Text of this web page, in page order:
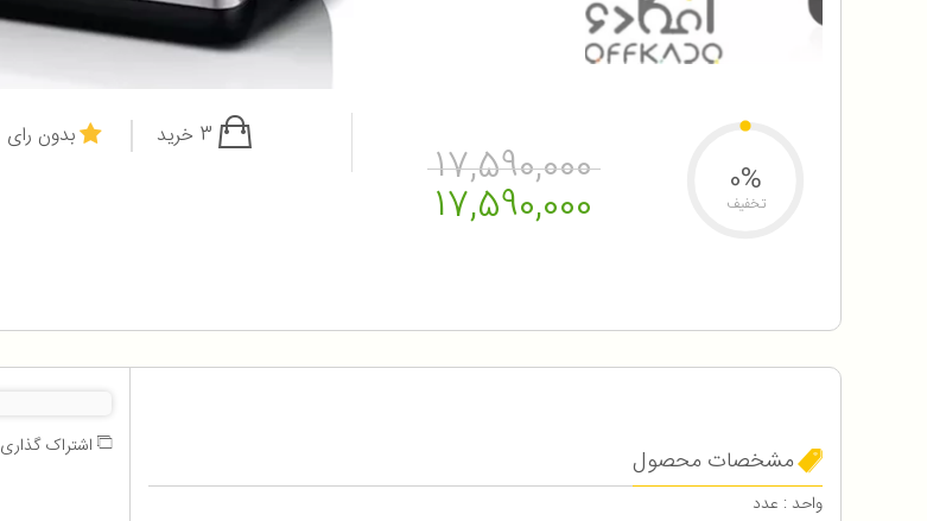
17,590,000
17,590,000 0%
تخفیف
بدون رای
مشخصات محصول
واحد : عدد
اشتراک گذاری